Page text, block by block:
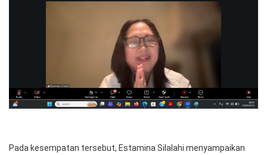
Pada kesempatan tersebut, Estamina Silalahi menyampaikan